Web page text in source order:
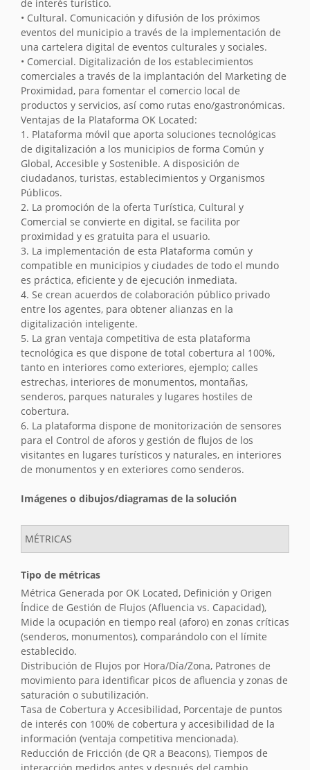
de interés turístico.
• Cultural. Comunicación y difusión de los próximos
eventos del municipio a través de la implementación de
una cartelera digital de eventos culturales y sociales.
• Comercial. Digitalización de los establecimientos
comerciales a través de la implantación del Marketing de
Proximidad, para fomentar el comercio local de
productos y servicios, así como rutas eno/gastronómicas.
Ventajas de la Plataforma OK Located:
1. Plataforma móvil que aporta soluciones tecnológicas
de digitalización a los municipios de forma Común y
Global, Accesible y Sostenible. A disposición de
ciudadanos, turistas, establecimientos y Organismos
Públicos.
2. La promoción de la oferta Turística, Cultural y
Comercial se convierte en digital, se facilita por
proximidad y es gratuita para el usuario.
3. La implementación de esta Plataforma común y
compatible en municipios y ciudades de todo el mundo
es práctica, eficiente y de ejecución inmediata.
4. Se crean acuerdos de colaboración público privado
entre los agentes, para obtener alianzas en la
digitalización inteligente.
5. La gran ventaja competitiva de esta plataforma
tecnológica es que dispone de total cobertura al 100%,
tanto en interiores como exteriores, ejemplo; calles
estrechas, interiores de monumentos, montañas,
senderos, parques naturales y lugares hostiles de
cobertura.
6. La plataforma dispone de monitorización de sensores
para el Control de aforos y gestión de flujos de los
visitantes en lugares turísticos y naturales, en interiores
de monumentos y en exteriores como senderos.
Imágenes o dibujos/diagramas de la solución
MÉTRICAS
Tipo de métricas
Métrica Generada por OK Located, Definición y Origen
Índice de Gestión de Flujos (Afluencia vs. Capacidad),
Mide la ocupación en tiempo real (aforo) en zonas críticas
(senderos, monumentos), comparándolo con el límite
establecido.
Distribución de Flujos por Hora/Día/Zona, Patrones de
movimiento para identificar picos de afluencia y zonas de
saturación o subutilización.
Tasa de Cobertura y Accesibilidad, Porcentaje de puntos
de interés con 100% de cobertura y accesibilidad de la
información (ventaja competitiva mencionada).
Reducción de Fricción (de QR a Beacons), Tiempos de